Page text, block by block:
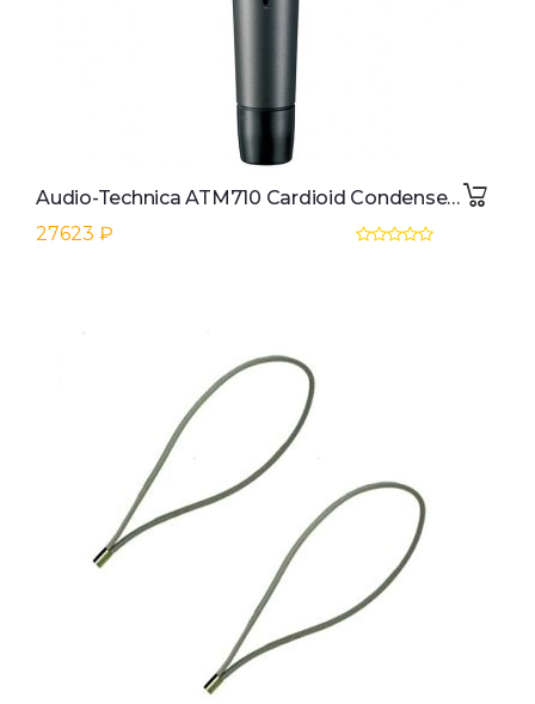
Audio-Technica ATM710 Cardioid Condenser Vocal Microphone
27623 ₽